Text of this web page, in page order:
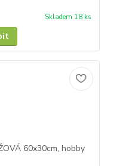
Skladem 18 ks